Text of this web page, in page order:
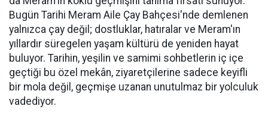
Bugün Tarihi Meram Aile Çay Bahçesi'nde demlenen
yalnızca çay değil; dostluklar, hatıralar ve Meram'ın
yıllardır süregelen yaşam kültürü de yeniden hayat
buluyor. Tarihin, yeşilin ve samimi sohbetlerin iç içe
geçtiği bu özel mekân, ziyaretçilerine sadece keyifli
bir mola değil, geçmişe uzanan unutulmaz bir yolculuk
vadediyor.